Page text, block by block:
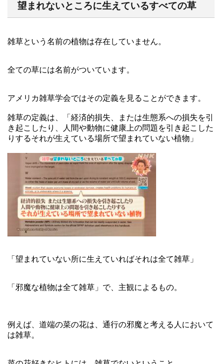
望まれないところに生えているすべての草
雑草という名前の植物は存在していません。
全ての草には名前がついています。
アメリカ雑草学会ではその定義を見ることができます。
雑草の定義は、「経済的損失、または生態系への損失を引
き起こしたり、人間や動物に健康上の問題を引き起こした
りするそれが生えている場所で望まれていない植物」
「望まれていない所に生えていればそれは全て雑草」
「邪魔な植物は全て雑草」で、主観によるもの。
例えば、道端の菜の花は、通行の邪魔と考える人において
は雑草。